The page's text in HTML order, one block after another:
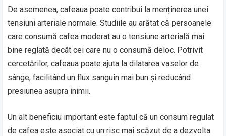
De asemenea, cafeaua poate contribui la menținerea unei
tensiuni arteriale normale. Studiile au arătat că persoanele
care consumă cafea moderat au o tensiune arterială mai
bine reglată decât cei care nu o consumă deloc. Potrivit
cercetărilor, cafeaua poate ajuta la dilatarea vaselor de
sânge, facilitând un flux sanguin mai bun și reducând
presiunea asupra inimii.
Un alt beneficiu important este faptul că un consum regulat
de cafea este asociat cu un risc mai scăzut de a dezvolta